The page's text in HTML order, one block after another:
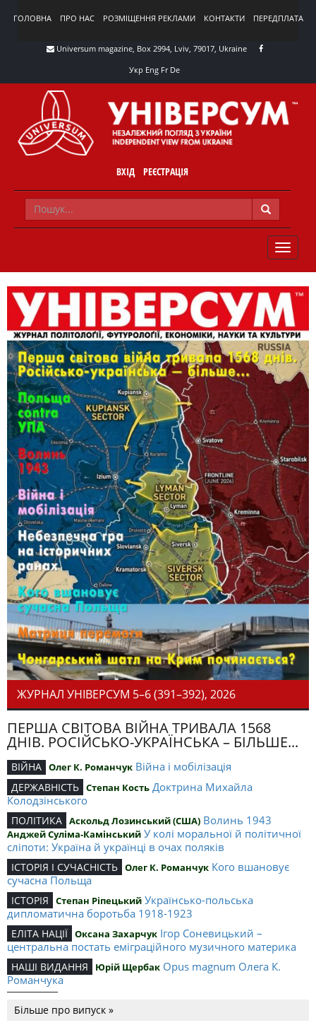
ГОЛОВНА ПРО НАС РОЗМІЩЕННЯ РЕКЛАМИ КОНТАКТИ ПЕРЕДПЛАТА
Universum magazine, Box 2994, Lviv, 79017, Ukraine
Укр Eng Fr De
ВХІД РЕЄСТРАЦІЯ
TOGGLE
ЖУРНАЛ УНІВЕРСУМ 5–6 (391–392), 2026
ПЕРША СВІТОВА ВІЙНА ТРИВАЛА 1568
ДНІВ. РОСІЙСЬКО-УКРАЇНСЬКА – БІЛЬШЕ...
ВІЙНА Олег К. Романчук Війна і мобілізація
ДЕРЖАВНІСТЬ Степан Кость Доктрина Михайла
Колодзінського
ПОЛІТИКА Аскольд Лозинський (США) Волинь 1943
Анджей Суліма-Камінський У колі моральної й політичної
сліпоти: Україна й українці в очах поляків
ІСТОРІЯ І СУЧАСНІСТЬ Олег К. Романчук Кого вшановує
сучасна Польща
ІСТОРІЯ Степан Ріпецький Українсько-польська
дипломатична боротьба 1918-1923
ЕЛІТА НАЦІЇ Оксана Захарчук Ігор Соневицький –
центральна постать еміграційного музичного материка
НАШІ ВИДАННЯ Юрій Щербак Opus magnum Олега К.
Романчука
Романчука
Більше про випуск »